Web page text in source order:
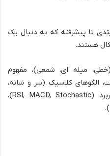
تا پیشرفته که به دنبال یک
هستند.
(خطی، میله ای، شمعی)، مفهوم
الگوهای کلاسیک (سر و شانه،
مثلث، پرچم)، اندیکاتورهای پرکاربرد (RSI, MACD, Stochastic)،